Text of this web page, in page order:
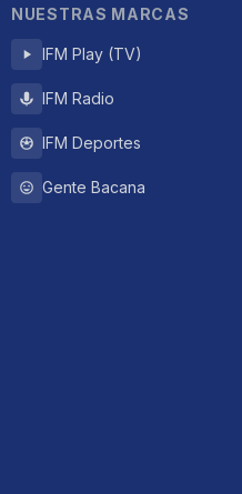
NUESTRAS MARCAS
IFM Play (TV)
IFM Radio
IFM Deportes
Gente Bacana